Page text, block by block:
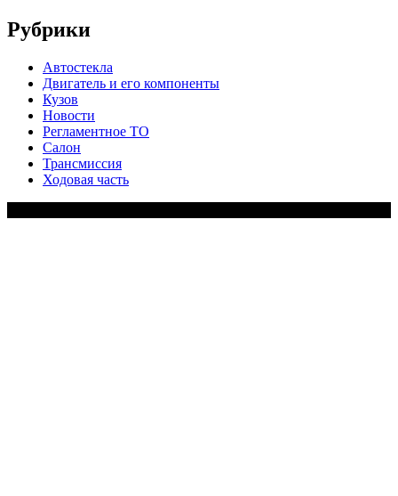
Рубрики
Автостекла
Двигатель и его компоненты
Кузов
Новости
Регламентное ТО
Салон
Трансмиссия
Ходовая часть